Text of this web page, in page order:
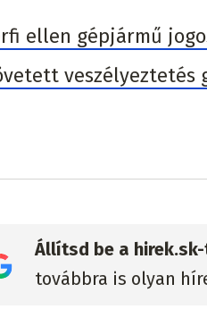
ellen gépjármű
veszélyeztetés
Állítsd be a
továbbra is olyan